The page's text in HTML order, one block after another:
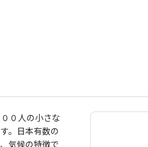
０人の小さな
。日本有数の
気候の特徴で